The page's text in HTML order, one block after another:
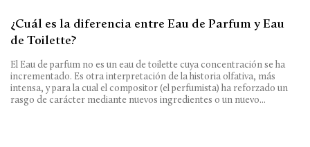
¿Cuál es la diferencia entre Eau de Parfum y Eau
de Toilette?
El Eau de parfum no es un eau de toilette cuya concentración se ha
incrementado. Es otra interpretación de la historia olfativa, más
intensa, y para la cual el compositor (el perfumista) ha reforzado un
rasgo de carácter mediante nuevos ingredientes o un nuevo...